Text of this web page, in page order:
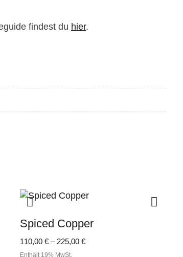
findest du hier.
Spiced Copper
110,00 € – 225,00 €Preisspanne:
Enthält 19% MwSt.